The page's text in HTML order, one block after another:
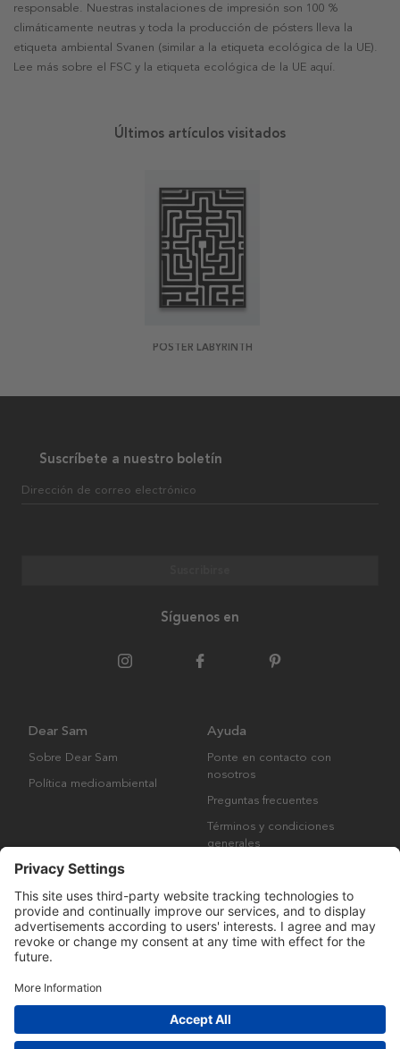
responsable. Nuestras instalaciones de impresión son 100 %
climáticamente neutras y toda la producción de pósters lleva la
etiqueta ambiental Svanen (similar a la etiqueta ecológica de la UE).
Lee más sobre el FSC y la etiqueta ecológica de la UE aquí.
Últimos artículos visitados
POSTER LABYRINTH
Suscríbete a nuestro boletín
Dirección de correo electrónico
Síguenos en
Dear Sam
Sobre Dear Sam
Política medioambiental
Ayuda
Ponte en contacto con
nosotros
Preguntas frecuentes
Términos y condiciones
generales
Derechos de autor © Many Brands AB 2023. Todos los derechos